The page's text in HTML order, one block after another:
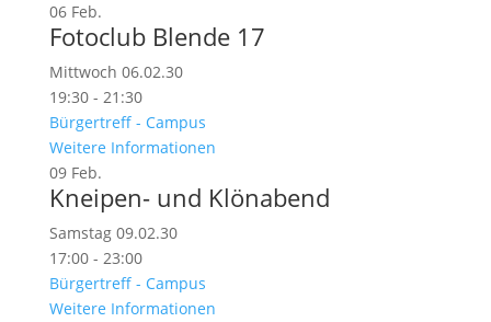
06 Feb.
Fotoclub Blende 17
Mittwoch 06.02.30
19:30 - 21:30
Bürgertreff - Campus
Weitere Informationen
09 Feb.
Kneipen- und Klönabend
Samstag 09.02.30
17:00 - 23:00
Bürgertreff - Campus
Weitere Informationen